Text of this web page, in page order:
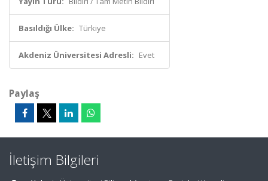
Basıldığı Ülke: Türkiye
Akdeniz Üniversitesi Adresli: Evet
Paylaş
İletişim Bilgileri